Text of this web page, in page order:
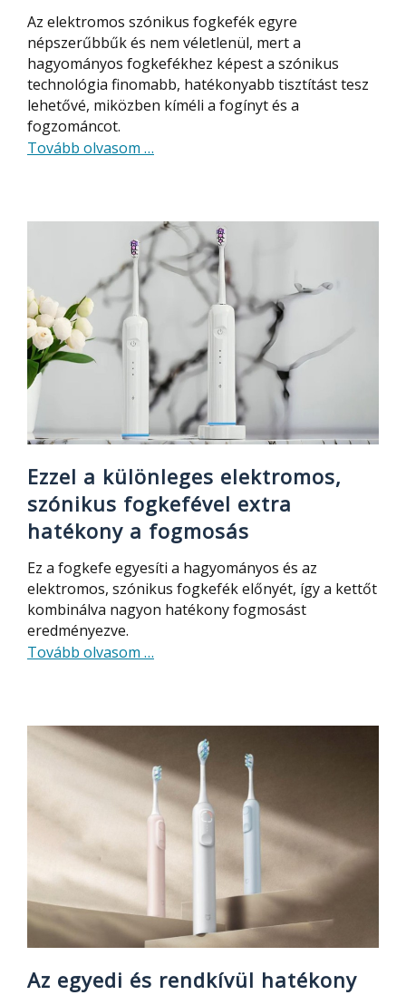
Az elektromos szónikus fogkefék egyre
népszerűbbűk és nem véletlenül, mert a
hagyományos fogkefékhez képest a szónikus
technológia finomabb, hatékonyabb tisztítást tesz
lehetővé, miközben kíméli a fogínyt és a
fogzománcot.
Tovább olvasom about
elektromos,
szónikus
fogkefével
extra
hatékony
a
fogmosás
…
Ezzel a különleges elektromos,
szónikus fogkefével extra
hatékony a fogmosás
Ez a fogkefe egyesíti a hagyományos és az
elektromos, szónikus fogkefék előnyét, így a kettőt
kombinálva nagyon hatékony fogmosást
eredményezve.
Tovább olvasom about
elektromos,
szónikus
fogkefével
extra
hatékony
fogmosás
…
Az egyedi és rendkívül hatékony